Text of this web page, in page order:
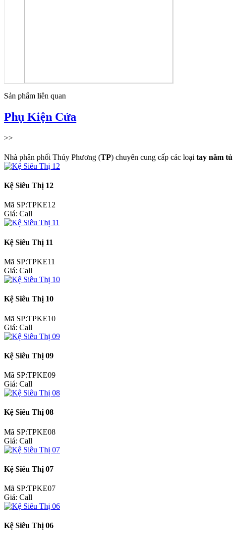
Sản phẩm liên quan
Phụ Kiện Cửa
>>
Nhà phân phối Thúy Phương (TP) chuyên cung cấp các loại tay nắm tủ
Kệ Siêu Thị 12
Mã SP:TPKE12
Giá: Call
Kệ Siêu Thị 11
Mã SP:TPKE11
Giá: Call
Kệ Siêu Thị 10
Mã SP:TPKE10
Giá: Call
Kệ Siêu Thị 09
Mã SP:TPKE09
Giá: Call
Kệ Siêu Thị 08
Mã SP:TPKE08
Giá: Call
Kệ Siêu Thị 07
Mã SP:TPKE07
Giá: Call
Kệ Siêu Thị 06